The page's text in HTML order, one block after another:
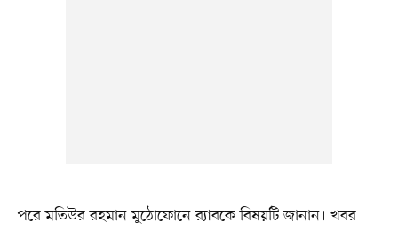
পরে মতিউর রহমান মুঠোফোনে র‍্যাবকে বিষয়টি জানান। খবর